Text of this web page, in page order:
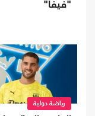
"فيفا"
رياضة دولية